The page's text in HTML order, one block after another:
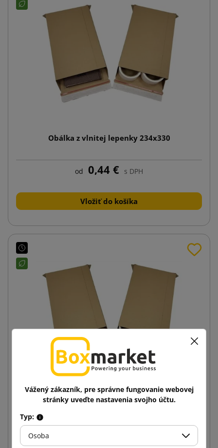
Obálka z vlnitej lepenky 234x330
od 0,44 € s DPH
Vložiť do košíka
Obálka z vlnitej lepenky A4 230x325
0,45 €
Vážený zákazník, pre správne fungovanie webovej
stránky uveďte nastavenia svojho účtu.
Typ:
Osoba